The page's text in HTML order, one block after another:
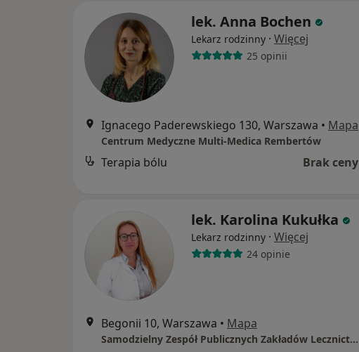
lek. Anna Bochen
Lekarz rodzinny · Więcej
25 opinii
Ignacego Paderewskiego 130, Warszawa • Mapa
Centrum Medyczne Multi-Medica Rembertów
Terapia bólu Brak ceny
lek. Karolina Kukułka
Lekarz rodzinny · Więcej
24 opinie
Begonii 10, Warszawa • Mapa
Samodzielny Zespół Publicznych Zakładów Lecznictwa Otwartego Warszawa-Wawer